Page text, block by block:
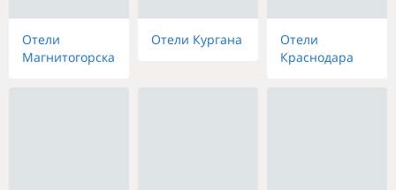
Отели
Магнитогорска
Отели Кургана
Отели
Краснодара